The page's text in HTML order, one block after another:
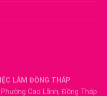
LÀM ĐỒNG THÁP
Cao Lãnh, Đồng Tháp